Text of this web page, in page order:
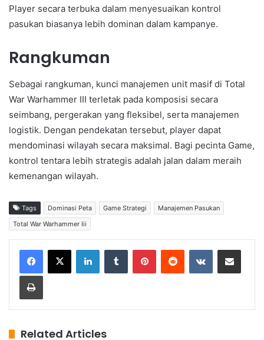
Player secara terbuka dalam menyesuaikan kontrol
pasukan biasanya lebih dominan dalam kampanye.
Rangkuman
Sebagai rangkuman, kunci manajemen unit masif di Total
War Warhammer III terletak pada komposisi secara
seimbang, pergerakan yang fleksibel, serta manajemen
logistik. Dengan pendekatan tersebut, player dapat
mendominasi wilayah secara maksimal. Bagi pecinta Game,
kontrol tentara lebih strategis adalah jalan dalam meraih
kemenangan wilayah.
Tags Dominasi Peta Game Strategi
Manajemen Pasukan
Total War Warhammer Iii
Related Articles